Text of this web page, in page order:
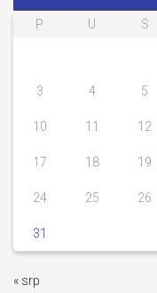
P U S
3 4 5
10 11 12
17 18 19
24 25 26
31
« srp